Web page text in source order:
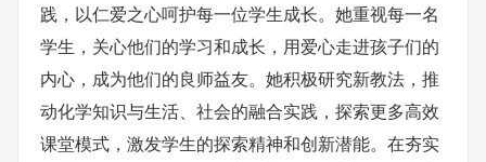
践，以仁爱之心呵护每一位学生成长。她重视每一名
学生，关心他们的学习和成长，用爱心走进孩子们的
内心，成为他们的良师益友。她积极研究新教法，推
动化学知识与生活、社会的融合实践，探索更多高效
课堂模式，激发学生的探索精神和创新潜能。在夯实